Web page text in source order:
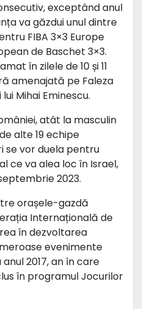
exceptând anul
va găzdui unul dintre
FIBA 3×3 Europe
de Baschet 3×3.
în zilele de 10 și 11
amenajată pe Faleza
Mihai Eminescu.
atât la masculin
alte 19 echipe
se vor duela pentru
ce va alea loc în Israel,
2023.
orașele-gazdă
Internațională de
în dezvoltarea
evenimente
2017, an în care
în programul Jocurilor